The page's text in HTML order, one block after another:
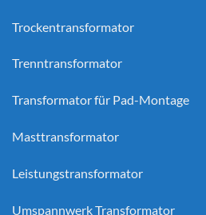
Trockentransformator
Trenntransformator
Transformator für Pad-Montage
Masttransformator
Leistungstransformator
Umspannwerk Transformator